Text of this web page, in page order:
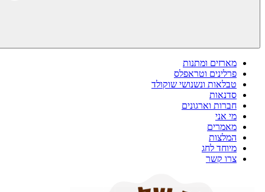
מארזים ומתנות
פרלינים וטראפלס
טבלאות ונשנושי שוקולד
סדנאות
חברות וארגונים
מי אני
מאמרים
המלצות
מיוחד לחג
צרו קשר